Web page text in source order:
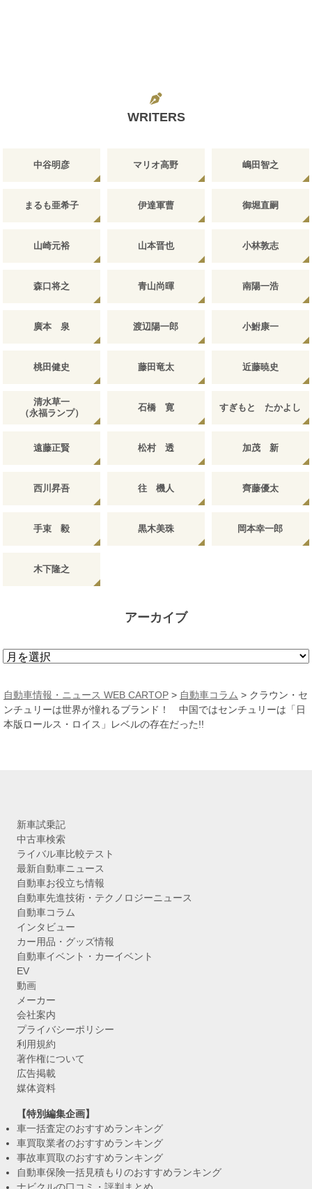
WRITERS
中谷明彦 マリオ高野 嶋田智之
まるも亜希子 伊達軍曹 御堀直嗣
山崎元裕 山本晋也 小林敦志
森口将之 青山尚暉 南陽一浩
廣本 泉 渡辺陽一郎 小鮒康一
桃田健史 藤田竜太 近藤暁史
清水草一
（永福ランプ）
石橋 寛 すぎもと たかよし
遠藤正賢 松村 透 加茂 新
西川昇吾 往 機人 齊藤優太
手束 毅 黒木美珠 岡本幸一郎
木下隆之
アーカイブ
ア
カ
イ
ブ
自動車情報・ニュース WEB CARTOP > 自動車コラム > クラウン・セ
ンチュリーは世界が憧れるブランド！ 中国ではセンチュリーは「日
本版ロールス・ロイス」レベルの存在だった!!
新車試乗記
中古車検索
ライバル車比較テスト
最新自動車ニュース
自動車お役立ち情報
自動車先進技術・テクノロジーニュース
自動車コラム
インタビュー
カー用品・グッズ情報
自動車イベント・カーイベント
EV
動画
メーカー
会社案内
プライバシーポリシー
利用規約
著作権について
広告掲載
媒体資料
【特別編集企画】
車一括査定のおすすめランキング
車買取業者のおすすめランキング
事故車買取のおすすめランキング
自動車保険一括見積もりのおすすめランキング
ナビクルの口コミ・評判まとめ